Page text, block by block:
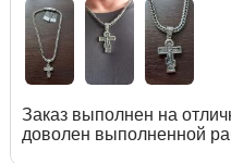
Заказ выполнен на
доволен выполненной